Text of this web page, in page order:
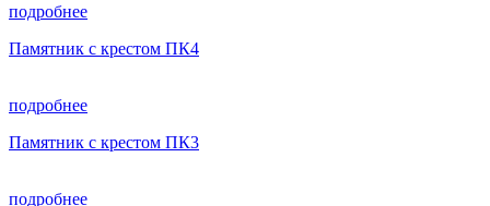
подробнее
Памятник с крестом ПК4
подробнее
Памятник с крестом ПК3
подробнее